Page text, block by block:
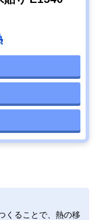
くることで、熱の移